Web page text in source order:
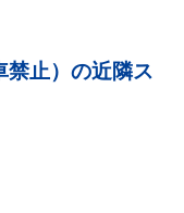
禁止）の近隣ス